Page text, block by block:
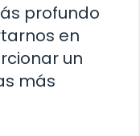
profundo
en
un
más